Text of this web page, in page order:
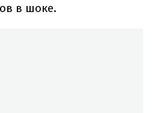
в шоке.